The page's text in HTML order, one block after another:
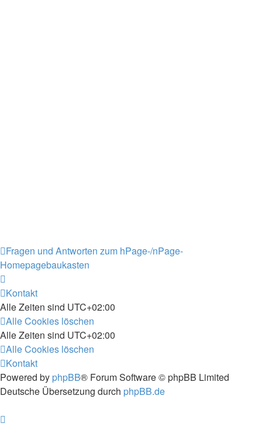
Fragen und Antworten zum hPage-/nPage-
Homepagebaukasten
Kontakt
Alle Zeiten sind UTC+02:00
Alle Cookies löschen
Alle Zeiten sind UTC+02:00
Alle Cookies löschen
Kontakt
Powered by phpBB® Forum Software © phpBB Limited
Deutsche Übersetzung durch phpBB.de